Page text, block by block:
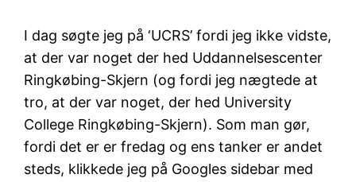
I dag søgte jeg på ‘UCRS’ fordi jeg ikke vidste,
at der var noget der hed Uddannelsescenter
Ringkøbing-Skjern (og fordi jeg nægtede at
tro, at der var noget, der hed University
College Ringkøbing-Skjern). Som man gør,
fordi det er er fredag og ens tanker er andet
steds, klikkede jeg på Googles sidebar med